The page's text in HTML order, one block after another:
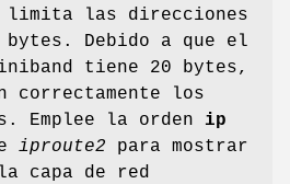
limita las direcciones
bytes. Debido a que el
tiene 20 bytes,
correctamente los
Emplee la orden ip
iproute2 para mostrar
capa de red